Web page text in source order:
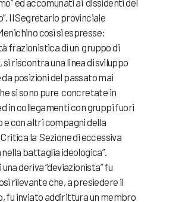
ed accomunati ai dissidenti del
Il Segretario provinciale
così si espresse:
frazionistica di un gruppo di
riscontra una linea di sviluppo
posizioni del passato mai
si sono pure concretate in
in collegamenti con gruppi fuori
e con altri compagni della
la Sezione di eccessiva
battaglia ideologica”.
deriva “deviazionista” fu
rilevante che, a presiedere il
fu inviato addirittura un membro